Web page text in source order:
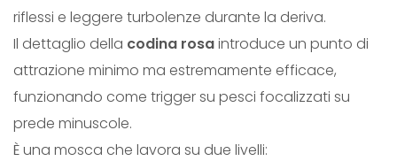
à
riflessi e leggere turbolenze durante la deriva.
Il dettaglio della codina rosaintroduce un punto di
attrazione minimo ma estremamente efficace,
funzionando come trigger su pesci focalizzati su
prede minuscole.
È una mosca che lavora su due livelli: